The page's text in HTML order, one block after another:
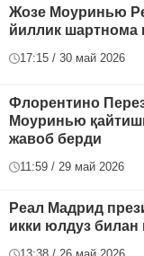
Жозе Моуринью
йиллик шартнома
17:15 / 30 май 2026
Флорентино
Моуринью
жавоб берди
11:59 / 29 май 2026
Реал Мадрид
икки юлдуз